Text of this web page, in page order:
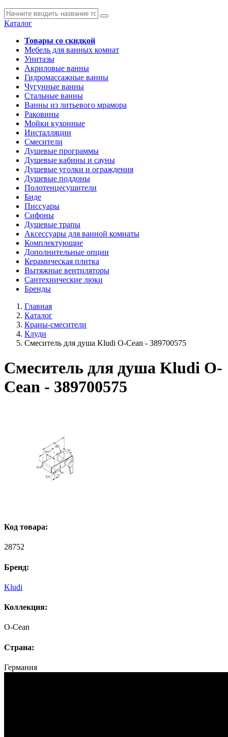
Каталог
Товары со скидкой
Мебель для ванных комнат
Унитазы
Акриловые ванны
Гидромассажные ванны
Чугунные ванны
Стальные ванны
Ванны из литьевого мрамора
Раковины
Мойки кухонные
Инсталляции
Смесители
Душевые программы
Душевые кабины и сауны
Душевые уголки и ограждения
Душевые поддоны
Полотенцесушители
Биде
Писсуары
Сифоны
Душевые трапы
Аксессуары для ванной комнаты
Комплектующие
Дополнительные опции
Керамическая плитка
Вытяжные вентиляторы
Сантехнические люки
Бренды
Главная
Каталог
Краны-смесители
Клуди
Смеситель для душа Kludi O-Cean - 389700575
Смеситель для душа Kludi O-
Cean - 389700575
Код товара:
28752
Бренд:
Kludi
Коллекция:
O-Cean
Страна:
Германия